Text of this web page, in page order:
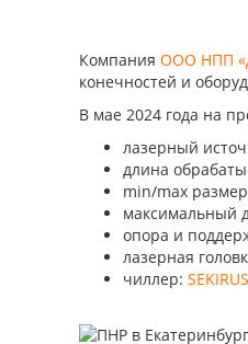
Компания ООО НПП
конечностей и
В мае 2024 года на
лазерный
длина
min/max
максимальный
опора и
лазерная
чиллер: